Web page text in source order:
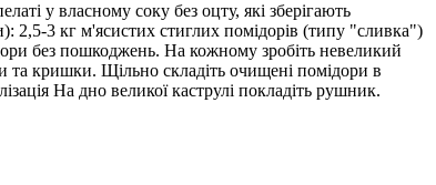
у власному соку без оцту, які зберігають
2,5-3 кг м'ясистих стиглих помідорів (типу "сливка")
без пошкоджень. На кожному зробіть невеликий
та кришки. Щільно складіть очищені помідори в
На дно великої каструлі покладіть рушник.